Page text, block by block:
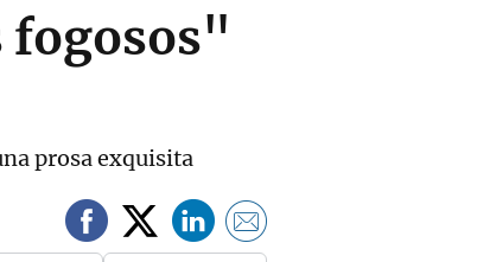
fogosos"
prosa exquisita